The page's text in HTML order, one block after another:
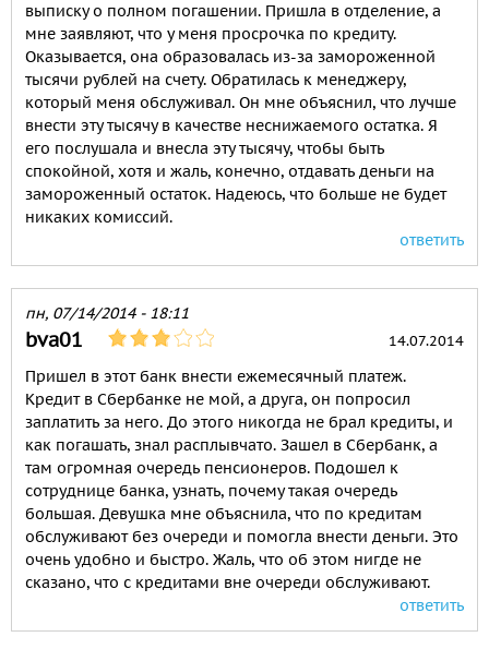
выписку о полном погашении. Пришла в отделение, а
мне заявляют, что у меня просрочка по кредиту.
Оказывается, она образовалась из-за замороженной
тысячи рублей на счету. Обратилась к менеджеру,
который меня обслуживал. Он мне объяснил, что лучше
внести эту тысячу в качестве неснижаемого остатка. Я
его послушала и внесла эту тысячу, чтобы быть
спокойной, хотя и жаль, конечно, отдавать деньги на
замороженный остаток. Надеюсь, что больше не будет
никаких комиссий.
ответить
пн, 07/14/2014 - 18:11
bva01 14.07.2014
Пришел в этот банк внести ежемесячный платеж.
Кредит в Сбербанке не мой, а друга, он попросил
заплатить за него. До этого никогда не брал кредиты, и
как погашать, знал расплывчато. Зашел в Сбербанк, а
там огромная очередь пенсионеров. Подошел к
сотруднице банка, узнать, почему такая очередь
большая. Девушка мне объяснила, что по кредитам
обслуживают без очереди и помогла внести деньги. Это
очень удобно и быстро. Жаль, что об этом нигде не
сказано, что с кредитами вне очереди обслуживают.
ответить